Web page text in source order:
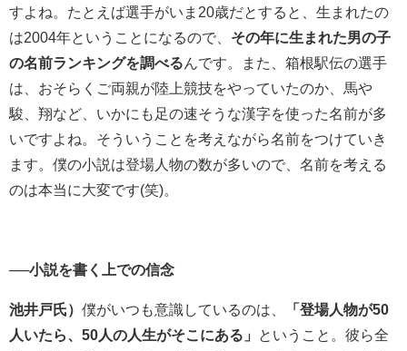
すよね。たとえば選手がいま20歳だとすると、生まれたの
は2004年ということになるので、 その年に生まれた男の子
の名前ランキングを調べるんです。また、箱根駅伝の選手
は、おそらくご両親が陸上競技をやっていたのか、馬や
駿、翔など、いかにも足の速そうな漢字を使った名前が多
いですよね。そういうことを考えながら名前をつけていき
ます。僕の小説は登場人物の数が多いので、名前を考える
のは本当に大変です(笑)。
──小説を書く上での信念
池井戸氏） 僕がいつも意識しているのは、
「登場人物が50
人いたら、50人の人生がそこにある」
ということ。彼ら全